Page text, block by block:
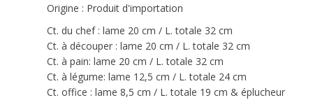
Origine : Produit d'importation
Ct. du chef : lame 20 cm / L. totale 32 cm
Ct. à découper : lame 20 cm / L. totale 32 cm
Ct. à pain: lame 20 cm / L. totale 32 cm
Ct. à légume: lame 12,5 cm / L. totale 24 cm
Ct. office : lame 8,5 cm / L. totale 19 cm & éplucheur